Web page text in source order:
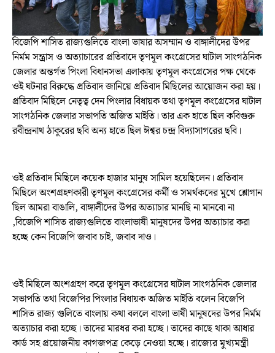
বিজেপি শাসিত রাজ্যগুলিতে বাংলা ভাষার অসম্মান ও বাঙ্গালীদের উপর
নির্মম সন্ত্রাস ও অত্যাচারের প্রতিবাদে তৃণমূল কংগ্রেসের ঘাটাল সাংগঠনিক
জেলার অন্তর্গত পিংলা বিধানসভা এলাকায় তৃণমূল কংগ্রেসের পক্ষ থেকে
ওই ঘটনার বিরুদ্ধে প্রতিবাদ জানিয়ে প্রতিবাদ মিছিলের আয়োজন করা হয়।
প্রতিবাদ মিছিলে নেতৃত্ব দেন পিংলার বিধায়ক তথা তৃণমূল কংগ্রেসের ঘাটাল
সাংগঠনিক জেলার সভাপতি অজিত মাইতি। তার এক হাতে ছিল কবিগুরু
রবীন্দ্রনাথ ঠাকুরের ছবি অন্য হাতে ছিল ঈশ্বর চন্দ্র বিদ্যাসাগরের ছবি।
ওই প্রতিবাদ মিছিলে কয়েক হাজার মানুষ সামিল হয়েছিলেন। প্রতিবাদ
মিছিলে অংশগ্রহণকারী তৃণমূল কংগ্রেসের কর্মী ও সমর্থকদের মুখে শ্লোগান
ছিল আমরা বাঙালি, বাঙ্গালীদের উপর অত্যাচার মানছি না মানবো না
,বিজেপি শাসিত রাজ্যগুলিতে বাংলাভাষী মানুষদের উপর অত্যাচার করা
হচ্ছে কেন বিজেপি জবাব চাই, জবাব দাও।
ওই মিছিলে অংশগ্রহণ করে তৃণমূল কংগ্রেসের ঘাটাল সাংগঠনিক জেলার
সভাপতি তথা বিজেপির পিংলার বিধায়ক অজিত মাইতি বলেন বিজেপি
শাসিত রাজ্য গুলিতে বাংলায় কথা বললে বাংলা ভাষী মানুষদের উপর নির্মম
অত্যাচার করা হচ্ছে। তাদের মারধর করা হচ্ছে। তাদের কাছে থাকা আধার
কার্ড সহ প্রয়োজনীয় কাগজপত্র কেড়ে নেওয়া হচ্ছে। রাজ্যের মুখ্যমন্ত্রী